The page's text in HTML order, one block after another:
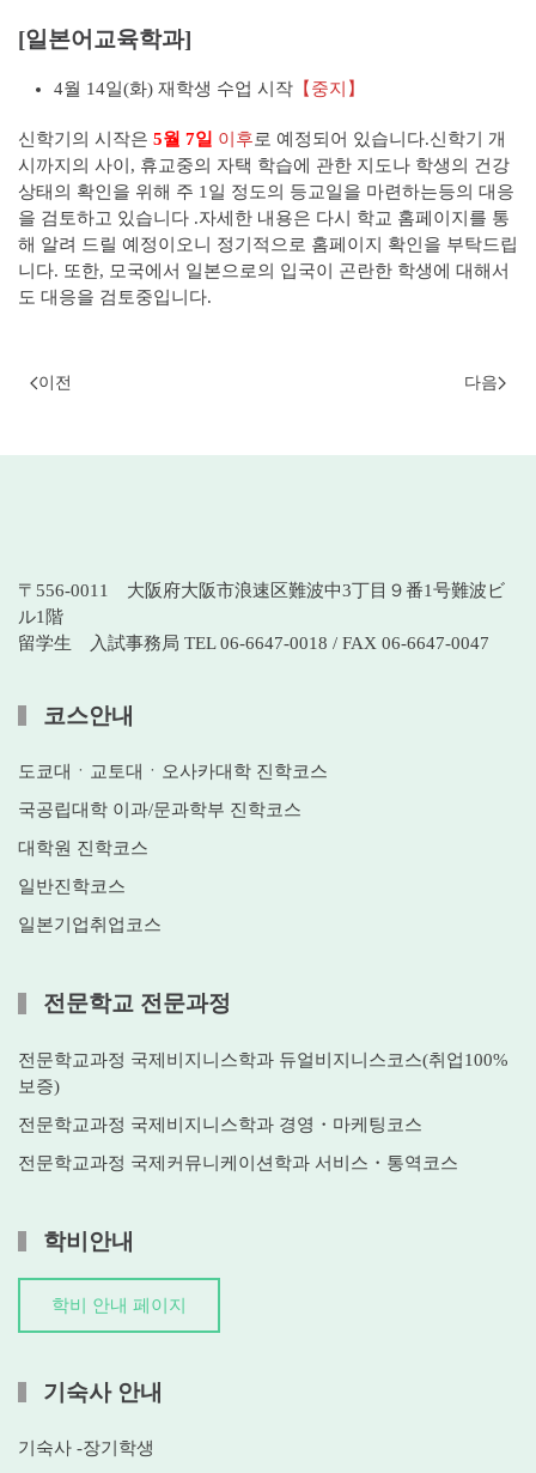
[일본어교육학과]
4월 14일(화) 재학생 수업 시작 【중지】
신학기의 시작은 5월 7일 이후로 예정되어 있습니다.신학기 개
시까지의 사이, 휴교중의 자택 학습에 관한 지도나 학생의 건강
상태의 확인을 위해 주 1일 정도의 등교일을 마련하는등의 대응
을 검토하고 있습니다 .자세한 내용은 다시 학교 홈페이지를 통
해 알려 드릴 예정이오니 정기적으로 홈페이지 확인을 부탁드립
니다. 또한, 모국에서 일본으로의 입국이 곤란한 학생에 대해서
도 대응을 검토중입니다.
이전 다음
〒556-0011 大阪府大阪市浪速区難波中3丁目９番1号難波ビ
ル1階
留学生 入試事務局 TEL 06-6647-0018 / FAX 06-6647-0047
코스안내
도쿄대ㆍ교토대ㆍ오사카대학 진학코스
국공립대학 이과/문과학부 진학코스
대학원 진학코스
일반진학코스
일본기업취업코스
전문학교 전문과정
전문학교과정 국제비지니스학과 듀얼비지니스코스(취업100%
보증)
전문학교과정 국제비지니스학과 경영・마케팅코스
전문학교과정 국제커뮤니케이션학과 서비스・통역코스
학비안내
학비 안내 페이지
기숙사 안내
기숙사 -장기학생